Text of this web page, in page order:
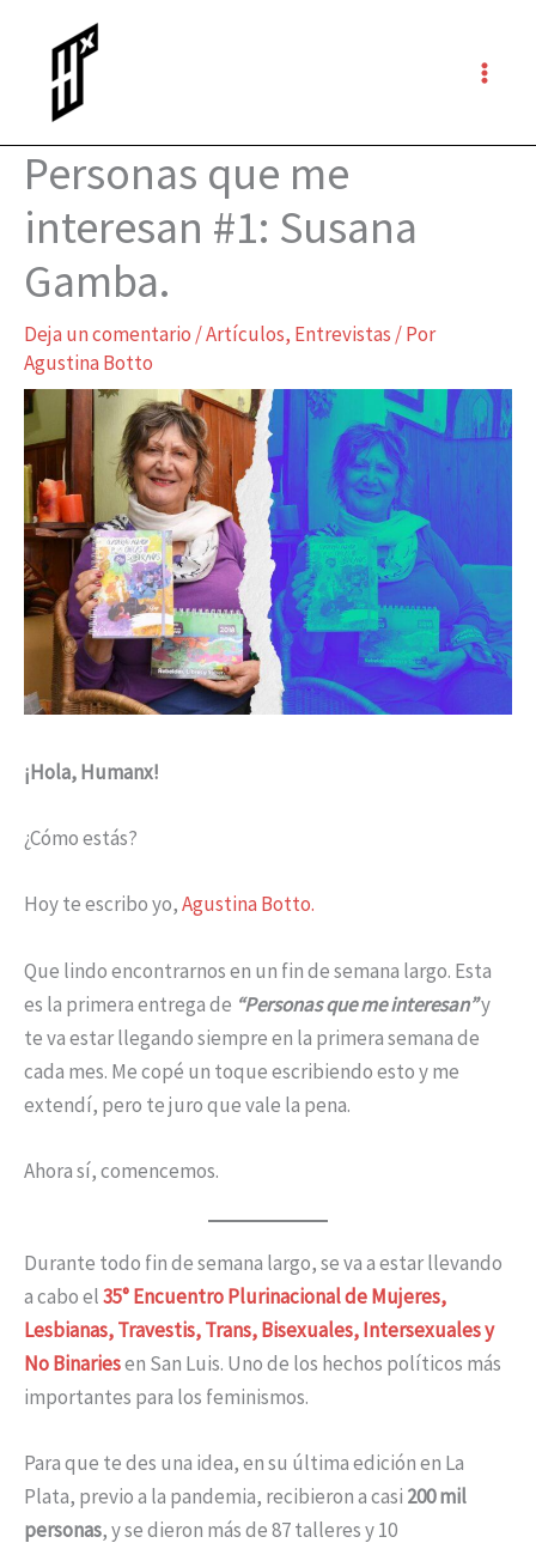
contenido
Personas que me
interesan #1: Susana
Gamba.
Deja un comentario /Artículos, Entrevistas / Por
Agustina Botto
¡Hola, Humanx!
¿Cómo estás?
Hoy te escribo yo,Agustina Botto.
Que lindo encontrarnos en un fin de semana largo. Esta
es la primera entrega de “Personas que me interesan”y
te va estar llegando siempre en la primera semana de
cada mes. Me copé un toque escribiendo esto y me
extendí, pero te juro que vale la pena.
Ahora sí, comencemos.
Durante todo fin de semana largo, se va a estar llevando
a cabo el35° Encuentro Plurinacional de Mujeres,
Lesbianas, Travestis, Trans, Bisexuales, Intersexuales y
No Binariesen San Luis. Uno de los hechos políticos más
importantes para los feminismos.
Para que te des una idea, en su última edición en La
Plata, previo a la pandemia, recibieron a casi 200 mil
personas, y se dieron más de 87 talleres y 10